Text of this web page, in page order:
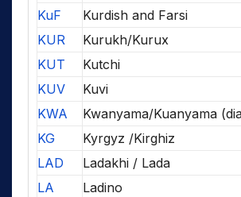
KuF
Kurdish and Farsi
KUR
Kurukh/Kurux
KUT
Kutchi
KUV
Kuvi
KWA
Kwanyama/Kuanyama
KG
Kyrgyz /Kirghiz
LAD
Ladakhi / Lada
LA
Ladino